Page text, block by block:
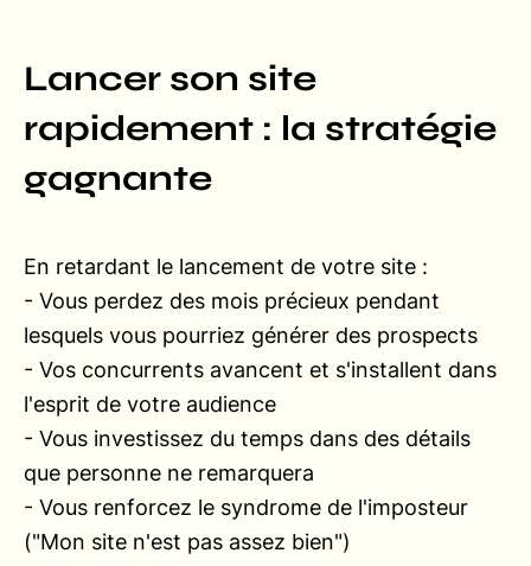
Lancer son site
rapidement : la stratégie
gagnante
En retardant le lancement de votre site :
- Vous perdez des mois précieux pendant
lesquels vous pourriez générer des prospects
- Vos concurrents avancent et s'installent dans
l'esprit de votre audience
- Vous investissez du temps dans des détails
que personne ne remarquera
- Vous renforcez le syndrome de l'imposteur
("Mon site n'est pas assez bien")